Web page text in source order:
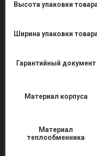
Высота упаковки
Ширина упаковки
Гарантийный документ
Материал корпуса
Материал
теплообменника